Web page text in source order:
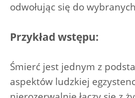
odwołując się do
Przykład wstępu:
Śmierć jest jednym z
aspektów ludzkiej